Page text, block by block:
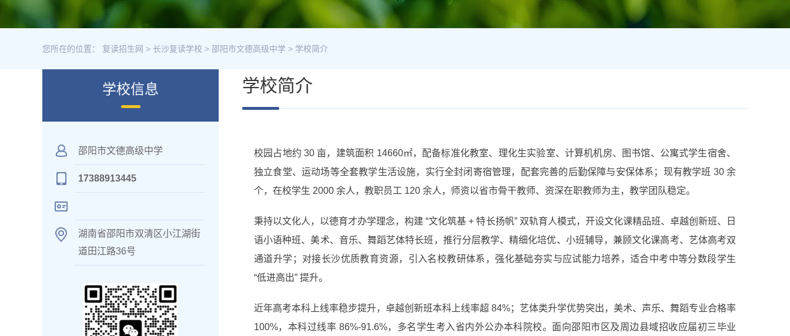
您所在的位置： 复读招生网 > 长沙复读学校 > 邵阳市文德高级中学 > 学校简介
学校信息
邵阳市文德高级中学
17388913445
湖南省邵阳市双清区小江湖街
道田江路36号
学校简介
校园占地约 30 亩，建筑面积 14660㎡，配备标准化教室、理化生实验室、计算机机房、图书馆、公寓式学生宿舍、
独立食堂、运动场等全套教学生活设施，实行全封闭寄宿管理，配套完善的后勤保障与安保体系；现有教学班 30 余
个，在校学生 2000 余人，教职员工 120 余人，师资以省市骨干教师、资深在职教师为主，教学团队稳定。
秉持以文化人，以德育才办学理念，构建 “文化筑基 + 特长扬帆” 双轨育人模式，开设文化课精品班、卓越创新班、日
语小语种班、美术、音乐、舞蹈艺体特长班，推行分层教学、精细化培优、小班辅导，兼顾文化课高考、艺体高考双
通道升学；对接长沙优质教育资源，引入名校教研体系，强化基础夯实与应试能力培养，适合中考中等分数段学生
“低进高出” 提升。
近年高考本科上线率稳步提升，卓越创新班本科上线率超 84%；艺体类升学优势突出，美术、声乐、舞蹈专业合格率
100%，本科过线率 86%‑91.6%，多名学生考入省内外公办本科院校。面向邵阳市区及周边县域招收应届初三毕业